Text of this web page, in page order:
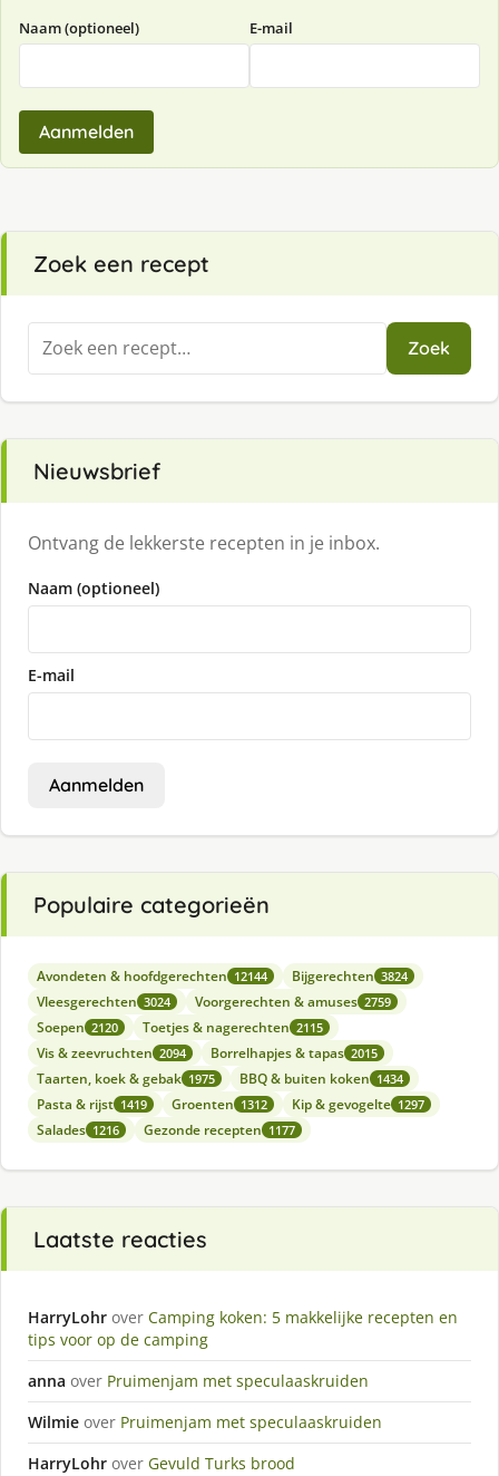
Naam (optioneel) E-mail
Aanmelden
Zoek een recept
Zoeken
naar:
Zoek
Nieuwsbrief
Ontvang de lekkerste recepten in je inbox.
Naam (optioneel)
E-mail
Aanmelden
Populaire categorieën
Avondeten & hoofdgerechten 12144 Bijgerechten 3824
Vleesgerechten 3024 Voorgerechten & amuses 2759
Soepen 2120 Toetjes & nagerechten 2115
Vis & zeevruchten 2094 Borrelhapjes & tapas 2015
Taarten, koek & gebak 1975 BBQ & buiten koken 1434
Pasta & rijst 1419 Groenten 1312 Kip & gevogelte 1297
Salades 1216 Gezonde recepten 1177
Laatste reacties
HarryLohr over Camping koken: 5 makkelijke recepten en
tips voor op de camping
anna over Pruimenjam met speculaaskruiden
Wilmie over Pruimenjam met speculaaskruiden
HarryLohr over Gevuld Turks brood